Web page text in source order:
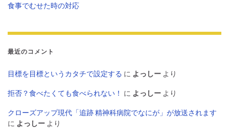
食事でむせた時の対応
最近のコメント
目標を目標というカタチで設定する に よっしー より
拒否？食べたくても食べられない！ に よっしー より
クローズアップ現代「追跡 精神科病院でなにが」が放送されます
に よっしー より